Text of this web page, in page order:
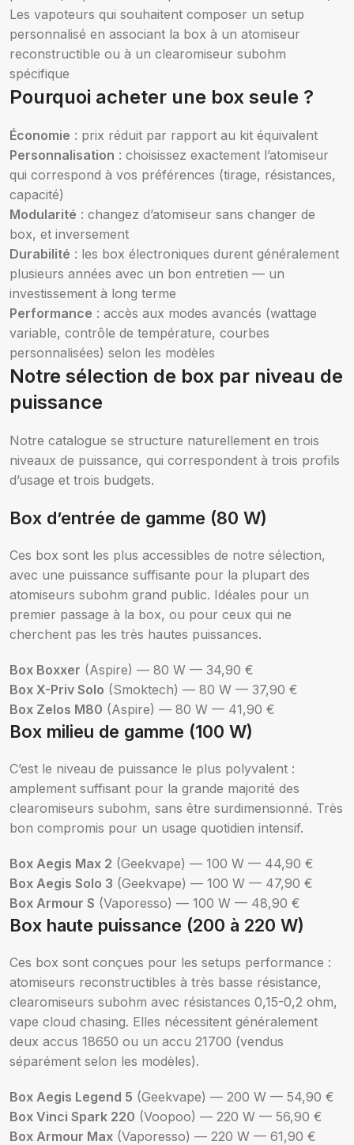
Les vapoteurs qui souhaitent composer un setup
personnalisé en associant la box à un atomiseur
reconstructible ou à un clearomiseur subohm
spécifique
Pourquoi acheter une box seule ?
Économie : prix réduit par rapport au kit équivalent
Personnalisation : choisissez exactement l’atomiseur
qui correspond à vos préférences (tirage, résistances,
capacité)
Modularité : changez d’atomiseur sans changer de
box, et inversement
Durabilité : les box électroniques durent généralement
plusieurs années avec un bon entretien — un
investissement à long terme
Performance : accès aux modes avancés (wattage
variable, contrôle de température, courbes
personnalisées) selon les modèles
Notre sélection de box par niveau de
puissance
Notre catalogue se structure naturellement en trois
niveaux de puissance, qui correspondent à trois profils
d’usage et trois budgets.
Box d’entrée de gamme (80 W)
Ces box sont les plus accessibles de notre sélection,
avec une puissance suffisante pour la plupart des
atomiseurs subohm grand public. Idéales pour un
premier passage à la box, ou pour ceux qui ne
cherchent pas les très hautes puissances.
Box Boxxer (Aspire) — 80 W — 34,90 €
Box X-Priv Solo (Smoktech) — 80 W — 37,90 €
Box Zelos M80 (Aspire) — 80 W — 41,90 €
Box milieu de gamme (100 W)
C’est le niveau de puissance le plus polyvalent :
amplement suffisant pour la grande majorité des
clearomiseurs subohm, sans être surdimensionné. Très
bon compromis pour un usage quotidien intensif.
Box Aegis Max 2 (Geekvape) — 100 W — 44,90 €
Box Aegis Solo 3 (Geekvape) — 100 W — 47,90 €
Box Armour S (Vaporesso) — 100 W — 48,90 €
Box haute puissance (200 à 220 W)
Ces box sont conçues pour les setups performance :
atomiseurs reconstructibles à très basse résistance,
clearomiseurs subohm avec résistances 0,15-0,2 ohm,
vape cloud chasing. Elles nécessitent généralement
deux accus 18650 ou un accu 21700 (vendus
séparément selon les modèles).
Box Aegis Legend 5 (Geekvape) — 200 W — 54,90 €
Box Vinci Spark 220 (Voopoo) — 220 W — 56,90 €
Box Armour Max (Vaporesso) — 220 W — 61,90 €